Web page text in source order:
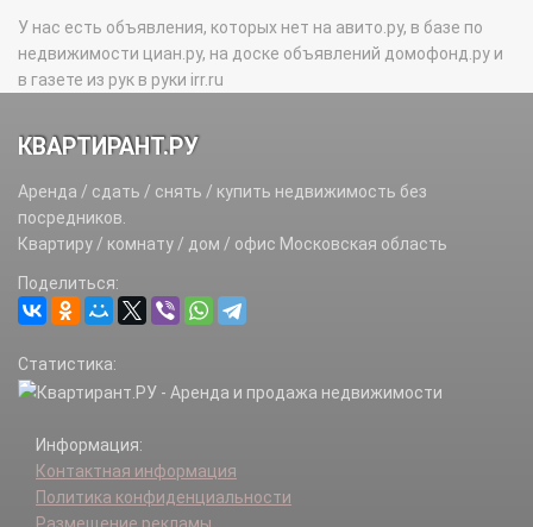
У нас есть объявления, которых нет на авито.ру, в базе по
недвижимости циан.ру, на доске объявлений домофонд.ру и
в газете из рук в руки irr.ru
КВАРТИРАНТ.РУ
Аренда / сдать / снять / купить недвижимость без
посредников.
Квартиру / комнату / дом / офис Московская область
Поделиться:
Статистика:
Информация:
Контактная информация
Политика конфиденциальности
Размещение рекламы